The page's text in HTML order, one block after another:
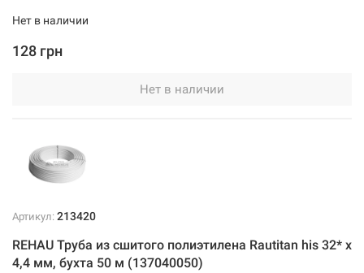
Нет в наличии
128 грн
Нет в наличии
Артикул: 213420
REHAU Труба из сшитого полиэтилена Rautitan his 32* x
4,4 мм, бухта 50 м (137040050)